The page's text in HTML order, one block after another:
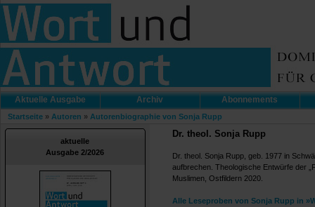
Aktuelle Ausgabe Archiv Abonnements
Startseite » Autoren » Autorenbiographie von Sonja Rupp
aktuelle
Ausgabe 2/2026
Dr. theol. Sonja Rupp
Dr. theol. Sonja Rupp, geb. 1977 in
aufbrechen. Theologische Entwürfe der
Muslimen, Ostfildern 2020.
Alle Leseproben von Sonja Rupp in